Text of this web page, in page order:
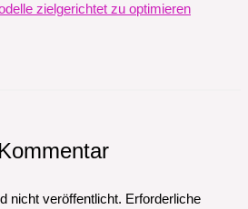
zielgerichtet zu optimieren
nicht veröffentlicht. Erforderliche